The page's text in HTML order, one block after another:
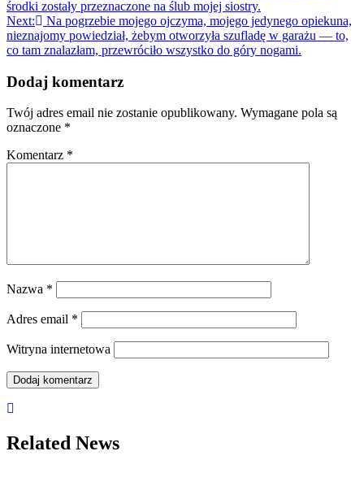
środki zostały przeznaczone na ślub mojej siostry.
Next:
Na pogrzebie mojego ojczyma, mojego jedynego opiekuna,
nieznajomy powiedział, żebym otworzyła szufladę w garażu — to,
co tam znalazłam, przewróciło wszystko do góry nogami.
Dodaj komentarz
Twój adres email nie zostanie opublikowany. Wymagane pola są
oznaczone *
Komentarz *
Nazwa *
Adres email *
Witryna internetowa
Related News